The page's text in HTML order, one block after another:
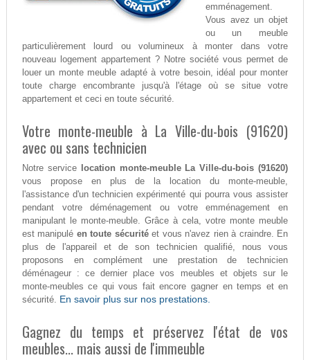
emménagement.
Vous avez un objet
ou un meuble
particulièrement lourd ou volumineux à monter dans votre
nouveau logement appartement ? Notre société vous permet de
louer un monte meuble adapté à votre besoin, idéal pour monter
toute charge encombrante jusqu'à l'étage où se situe votre
appartement et ceci en toute sécurité.
Votre monte-meuble à La Ville-du-bois (91620)
avec ou sans technicien
Notre service
location monte-meuble La Ville-du-bois (91620)
vous propose en plus de la location du monte-meuble,
l'assistance d'un technicien expérimenté qui pourra vous assister
pendant votre déménagement ou votre emménagement en
manipulant le monte-meuble. Grâce à cela, votre monte meuble
est manipulé en toute sécuritéet vous n'avez rien à craindre. En
plus de l'appareil et de son technicien qualifié, nous vous
proposons en complément une prestation de technicien
déménageur : ce dernier place vos meubles et objets sur le
monte-meubles ce qui vous fait encore gagner en temps et en
sécurité. En savoir plus sur nos prestations.
Gagnez du temps et préservez l'état de vos
meubles... mais aussi de l'immeuble